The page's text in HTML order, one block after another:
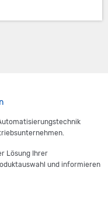
Lösung Ihrer
und informieren